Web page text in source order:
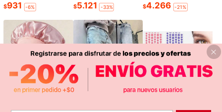
$931 -6% $5.121 -33% $4.266 -21%